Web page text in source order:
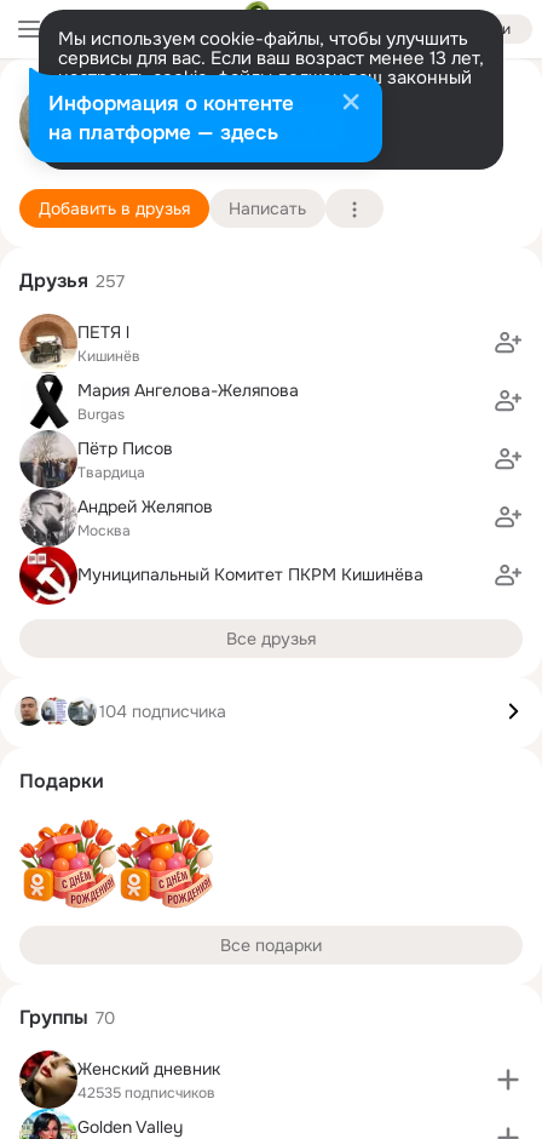
Войти
Мы используем cookie-файлы, чтобы улучшить
сервисы для вас. Если ваш возраст менее 13 лет,
настроить cookie-файлы должен ваш законный
представитель. Больше информации
Разрешить все Настроить
Таня Богданова
Кишинёв 27 июля (41 год)
Подробнее
Добавить в друзья Написать
Друзья 257
ПЕТЯ l
Кишинёв
Мария Ангелова-Желяпова
Burgas
Пётр Писов
Твардица
Андрей Желяпов
Москва
Муниципальный Комитет ПКРМ Кишинёва
Все друзья
104 подписчика
Подарки
Все подарки
Группы 70
Женский дневник
42535 подписчиков
Golden Valley
Информация о контенте
на платформе — здесь